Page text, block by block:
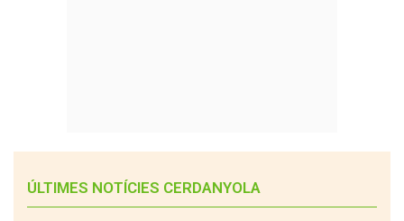
ÚLTIMES NOTÍCIES CERDANYOLA